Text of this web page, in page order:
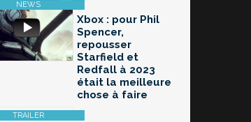
Xbox : pour Phil
Spencer,
repousser
Starfield et
Redfall à 2023
était la meilleure
chose à faire